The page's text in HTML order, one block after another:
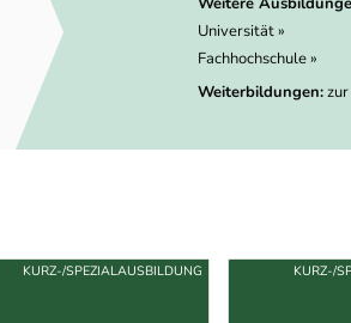
Universität »
Fachhochschule »
Weiterbildungen:
KURZ-/SPEZIALAUSBILDUNG KURZ-/